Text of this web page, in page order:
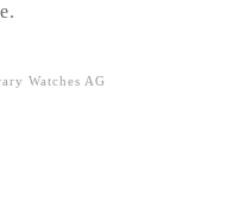
.
Watches AG